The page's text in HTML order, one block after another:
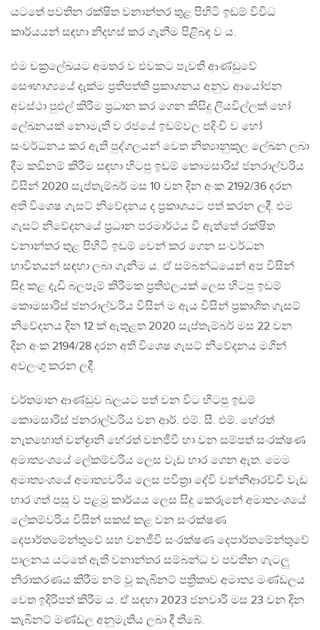
යටතේ පවතින රක්ෂිත වනාන්තර තුළ පිහිටි ඉඩම් විවිධ
කාර්යයන් සඳහා නිදහස් කර ගැනීම පිළිබඳ ව ය.
එම චක්‍රලේඛයට අමතර ව එවකට පැවති ආණ්ඩුවේ
සෞභාග්‍යයේ දැක්ම ප්‍රතිපත්ති ප්‍රකාශනය අනුව ආයෝජන
අවස්ථා පුළුල් කිරීම ප්‍රධාන කර ගෙන කිසිදු ලියවිල්ලක් හෝ
ලේඛනයක් නොමැති ව රජයේ ඉඩම්වල පදිංචි ව හෝ
සංවර්ධනය කර ඇති පුද්ගලයන් වෙත නිත්‍යානුකූල ලේඛන ලබා
දීම කඩිනම් කිරීම සඳහා හිටපු ඉඩම් කොමසාරිස් ජනරාල්වරිය
විසින් 2020 සැප්තැම්බර් මස 10 වන දින අංක 2192/36 දරන
අති විශෙෂ ගැසට් නිවේදනය ද ප්‍රකාශයට පත් කරන ලදී. එම
ගැසට් නිවේදනයේ ප්‍රධාන පරමාර්ථය වී ඇත්තේ රක්ෂිත
වනාන්තර තුළ පිහිටි ඉඩම් වෙන් කර ගෙන සංවර්ධන
භාවිතයන් සඳහා ලබා ගැනීම ය. ඒ සම්බන්ධයෙන් අප විසින්
සිදු කළ දැඩි බලපෑම් කිරීමක ප්‍රතිඵලයක් ලෙස හිටපු ඉඩම්
කොමසාරිස් ජනරාල්වරිය විසින් ම ඇය විසින් ප්‍රකාශිත ගැසට්
නිවේදනය දින 12 ක් ඇතුළත 2020 සැප්තැම්බර් මස 22 වන
දින අංක 2194/28 දරන අති විශෙෂ ගැසට් නිවේදනය මගින්
අවලංගු කරන ලදී.
වර්තමාන ආණ්ඩුව බලයට පත් වන විට හිටපු ඉඩම්
කොමසාරිස් ජනරාල්වරිය වන ආර්. එම්. සී. එම්. හේරත්
නැතහොත් චන්ද්‍රානි හේරත් වනජීවී හා වන සම්පත් සංරක්ෂණ
අමාත්‍යංශයේ ලේකම්වරිය ලෙස වැඩ භාර ගෙන ඇත. මෙම
අමාත්‍යංශයේ අමාත්‍යවරිය ලෙස පවිත්‍රා දේවි වන්නිආරච්චි වැඩ
භාර ගත් පසු ව පළමු කාර්යය ලෙස සිදු කෙරුනේ අමාත්‍යංශයේ
ලේකම්වරිය විසින් සකස් කළ වන සංරක්ෂණ
දෙපාර්තමේන්තුවේ සහ වනජීවී සංරක්ෂණ දෙපාර්තමේන්තුවේ
පාලනය යටතේ ඇති වනාන්තර සම්බන්ධ ව පවතින ගැටලු
නිරාකරණය කිරීම නම් වූ කැබිනට් පත්‍රිකාව අමාත්‍ය මණ්ඩලය
වෙත ඉදිරිපත් කිරීම ය. ඒ සඳහා 2023 ජනවාරි මස 23 වන දින
කැබිනට් මණ්ඩල අනුමැතිය ලබා දී තිබේ.